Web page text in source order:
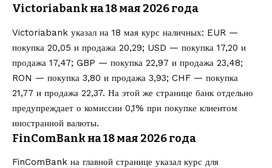
Victoriabank на 18 мая 2026 года
Victoriabank указал на 18 мая курс наличных: EUR —
покупка 20,05 и продажа 20,29; USD — покупка 17,20 и
продажа 17,47; GBP — покупка 22,97 и продажа 23,48;
RON — покупка 3,80 и продажа 3,93; CHF — покупка
21,77 и продажа 22,37. На этой же странице банк отдельно
предупреждает о комиссии 0,1% при покупке клиентом
иностранной валюты.
FinComBank на 18 мая 2026 года
FinComBank на главной странице указал курс для